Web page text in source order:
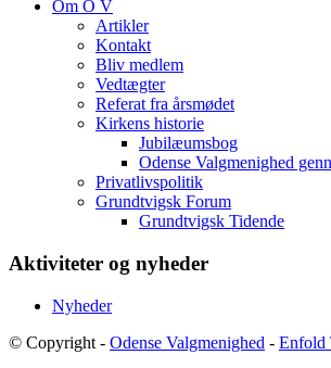
Om O V
Artikler
Kontakt
Bliv medlem
Vedtægter
Referat fra årsmødet
Kirkens historie
Jubilæumsbog
Odense Valgmenighed
Privatlivspolitik
Grundtvigsk Forum
Grundtvigsk Tidende
Aktiviteter og nyheder
Nyheder
© Copyright - Odense Valgmenighed - Enfold